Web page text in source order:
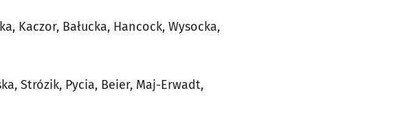
Kaczor, Bałucka, Hancock, Wysocka,
Strózik, Pycia, Beier, Maj-Erwadt,